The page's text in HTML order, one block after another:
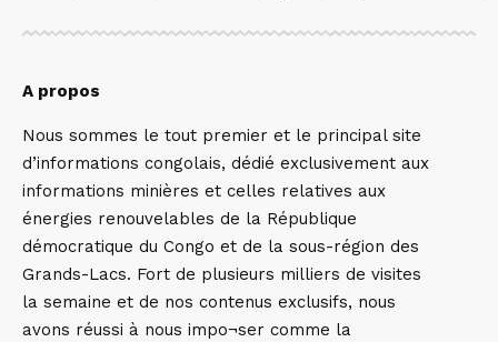
A propos
Nous sommes le tout premier et le principal site
d’informations congolais, dédié exclusivement aux
informations minières et celles relatives aux
énergies renouvelables de la République
démocratique du Congo et de la sous-région des
Grands-Lacs. Fort de plusieurs milliers de visites
la semaine et de nos contenus exclusifs, nous
avons réussi à nous impo¬ser comme la